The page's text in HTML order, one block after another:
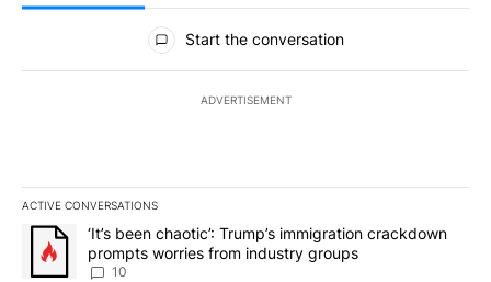
All Comments
Start the conversation
ADVERTISEMENT
ACTIVE CONVERSATIONS
The following is a list of the most commented articles in the last
A trending article titled "‘It’s been chaotic’: Trump’s
‘It’s been chaotic’: Trump’s immigration crackdown
prompts worries from industry groups
10